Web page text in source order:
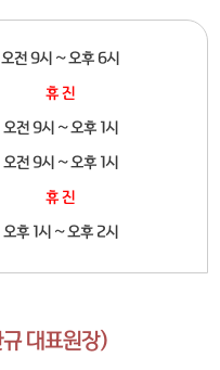
오전 9시 ~ 오후 6시
휴 진
오전 9시 ~ 오후 1시
오전 9시 ~ 오후 1시
휴 진
오후 1시 ~ 오후 2시
대표원장)